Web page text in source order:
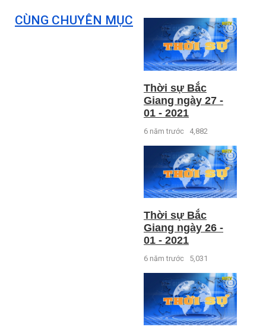
CÙNG CHUYÊN MỤC
Thời sự Bắc
Giang ngày 27 -
01 - 2021
6 năm trước 4,882
Thời sự Bắc
Giang ngày 26 -
01 - 2021
6 năm trước 5,031